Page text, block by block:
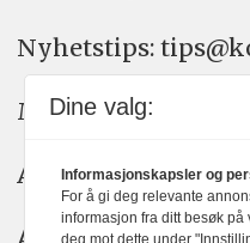
Nyhetstips:
Meninger:
Annonse:
Abonnement:
Dine valg:
Informasjonskapsler og
For å gi deg relevante
informasjon fra ditt besøk på
deg mot dette under